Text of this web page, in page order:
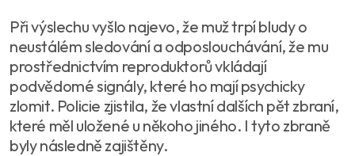
Při výslechu vyšlo najevo, že muž trpí bludy o
neustálém sledování a odposlouchávání, že mu
prostřednictvím reproduktorů vkládají
podvědomé signály, které ho mají psychicky
zlomit. Policie zjistila, že vlastní dalších pět zbraní,
které měl uložené u někoho jiného. I tyto zbraně
byly následně zajištěny.